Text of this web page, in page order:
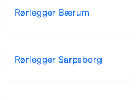
Rørlegger Bærum
Rørlegger Sarpsborg